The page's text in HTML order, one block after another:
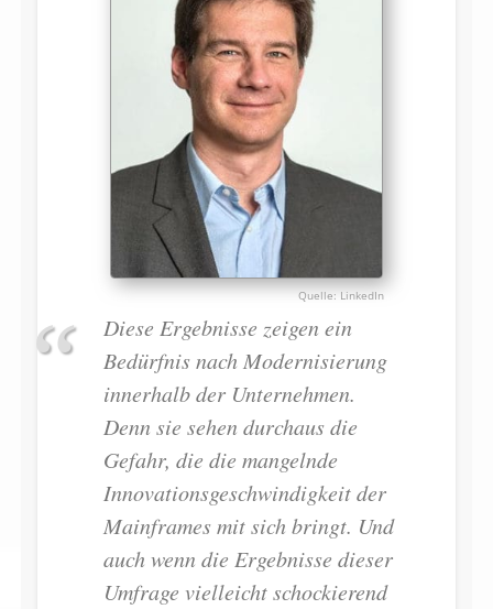
LinkedIn
Diese Ergebnisse zeigen ein
Bedürfnis nach Modernisierung
innerhalb der Unternehmen.
Denn sie sehen durchaus die
Gefahr, die die mangelnde
Innovationsgeschwindigkeit der
Mainframes mit sich bringt. Und
auch wenn die Ergebnisse dieser
Umfrage vielleicht schockierend